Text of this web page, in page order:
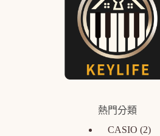
熱門分類
CASIO
2